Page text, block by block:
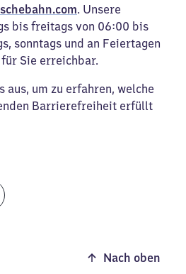
. Unsere
bis freitags von 06:00 bis
sonntags und an Feiertagen
Sie erreichbar.
aus, um zu erfahren, welche
Barrierefreiheit erfüllt
Nach oben